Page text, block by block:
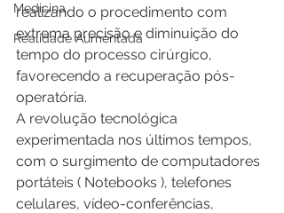
Medicina
Realidade Aumentada
realizando o procedimento com
extrema precisão e diminuição do
tempo do processo cirúrgico,
favorecendo a recuperação pós-
operatória.
A revolução tecnológica
experimentada nos últimos tempos,
com o surgimento de computadores
portáteis ( Notebooks ), telefones
celulares, vídeo-conferências,